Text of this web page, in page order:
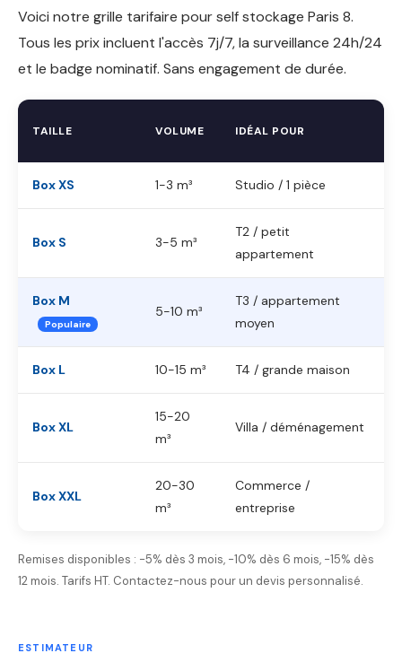
Voici notre grille tarifaire pour self stockage Paris 8.
Tous les prix incluent l'accès 7j/7, la surveillance 24h/24
et le badge nominatif. Sans engagement de durée.
TAILLE VOLUME IDÉAL POUR
Box XS 1-3 m³ Studio / 1 pièce
Box S 3-5 m³
T2 / petit
appartement
Box M
Populaire
5-10 m³
T3 / appartement
moyen
Box L 10-15 m³ T4 / grande maison
Box XL
15-20
m³
Villa / déménagement
Box XXL
20-30
m³
Commerce /
entreprise
Remises disponibles : -5% dès 3 mois, -10% dès 6 mois, -15% dès
12 mois. Tarifs HT. Contactez-nous pour un devis personnalisé.
ESTIMATEUR